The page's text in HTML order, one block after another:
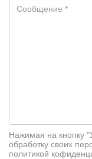
Нажимая на кнопку
обработку своих
политикой